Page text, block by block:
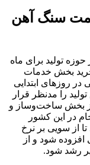
سنگ آهن
تولید برای ماه
بخش خدمات
در روزهای ابتدایی
را مدنظر قرار
از بخش ساخت‌‌‌وساز و
در این کشور
از سویی بر نرخ
شود و از
رشد شود.